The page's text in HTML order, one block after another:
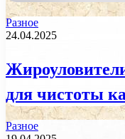
Разное
24.04.2025
для чистоты
Разное